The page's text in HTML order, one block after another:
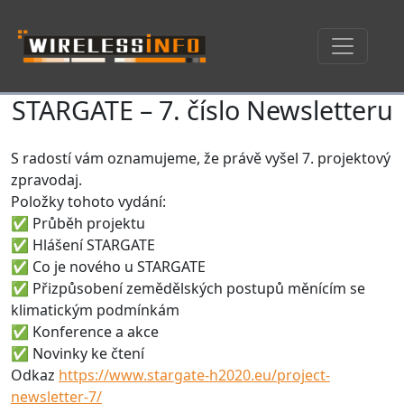
Skip navigation
STARGATE – 7. číslo Newsletteru
S radostí vám oznamujeme, že právě vyšel 7. projektový
zpravodaj.
Položky tohoto vydání:
✅ Průběh projektu
✅ Hlášení STARGATE
✅ Co je nového u STARGATE
✅ Přizpůsobení zemědělských postupů měnícím se
klimatickým podmínkám
✅ Konference a akce
✅ Novinky ke čtení
Odkaz https://www.stargate-h2020.eu/project-
newsletter-7/